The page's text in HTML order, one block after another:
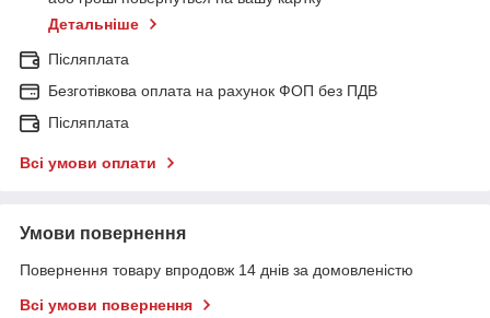
Детальніше
Післяплата
Безготівкова оплата на рахунок ФОП без ПДВ
Післяплата
Всі умови оплати
Умови повернення
Повернення товару впродовж 14 днів за домовленістю
Всі умови повернення